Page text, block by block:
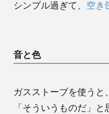
シンプル過ぎて、 空き
音と色
ガスストーブを使うと
「そういうものだ」